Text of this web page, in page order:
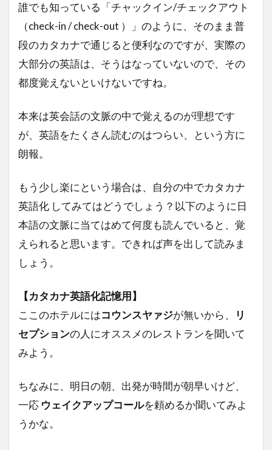
レ
ー
ヤ
ー
誰でも知っている「チャックイン/チェックアウト
（check-in / check-out ）」のように、そのまま普
段のカタカナで通じると便利なのですが、実際の
大部分の英語は、そうはなっていないので、その
都度覚えないといけないですね。
本来は英会話の文脈の中で覚えるのが理想です
が、英語をたくさん読むのはつらい、という方に
朗報。
もう少し楽にという場合は、自分の中でカタカナ
英語化 してみてはどうでしょう？以下のように日
本語の文脈に当てはめて何度も読んでいると、覚
えられると思います。できれば声を出して読みま
しょう。
【カタカナ英語化記憶用】
ここのホテルにはコウンスヤァジが無いから、
リ
セプションの人にオススメのレストランを聞いて
みよう。
ちなみに、明日の朝、出発が時間が朝早いけど、
一応 ウェイクアップコールを頼めるか聞いてみよ
うかな。